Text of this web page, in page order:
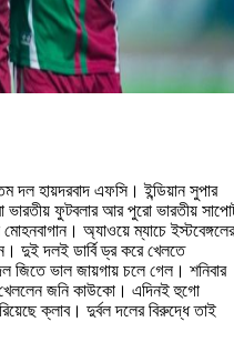
হায়দরবাদ এফসি। ইন্ডিয়ান সুপার
ফুটবলার আর পুরো ভারতীয়
অ্যাওয়ে ম্যাচে ইস্টবেঙ্গলের
দুই দলই ডার্বি ড্র করে খেলতে
ভাল জায়গায় চলে গেল। শনিবার
জনি কাউকো। এদিনই হুগো
ক্লাব। দুর্বল দলের বিরুদ্ধে তাই